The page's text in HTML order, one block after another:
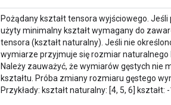
Pożądany kształt tensora wyjściowego.
użyty minimalny kształt wymagany do
tensora (kształt naturalny). Jeśli nie
wymiarze przyjmuje się rozmiar naturalnego
Należy zauważyć, że wymiarów gęstych
kształtu. Próba zmiany rozmiaru gęstego
Przykłady: kształt naturalny: [4, 5, 6] kształt: